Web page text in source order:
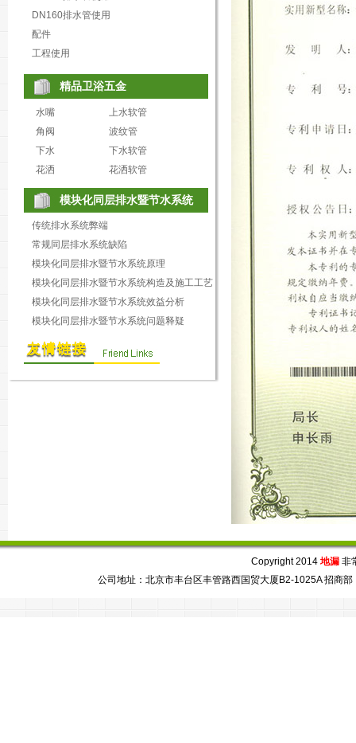
DN160排水管使用
配件
工程使用
精品卫浴五金
水嘴
上水软管
角阀
波纹管
下水
下水软管
花洒
花洒软管
模块化同层排水暨节水系统
传统排水系统弊端
常规同层排水系统缺陷
模块化同层排水暨节水系统原理
模块化同层排水暨节水系统构造及施工工艺
模块化同层排水暨节水系统效益分析
模块化同层排水暨节水系统问题释疑
Copyright 2014 地漏非
公司地址：北京市丰台区丰管路西国贸大厦B2-1025A 招商